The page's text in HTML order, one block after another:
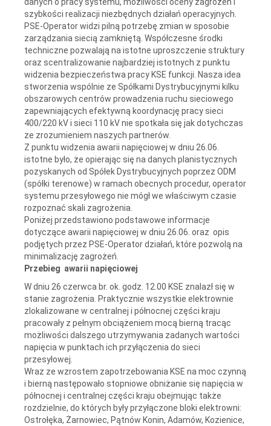
szybkości realizacji niezbędnych działań operacyjnych.
PSE-Operator widzi pilną potrzebę zmian w sposobie
zarządzania siecią zamkniętą. Współczesne środki
techniczne pozwalają na istotne uproszczenie struktury
oraz scentralizowanie najbardziej istotnych z punktu
widzenia bezpieczeństwa pracy KSE funkcji. Nasza idea
stworzenia wspólnie ze Spółkami Dystrybucyjnymi kilku
obszarowych centrów prowadzenia ruchu sieciowego
zapewniających efektywną koordynację pracy sieci
400/220 kV i sieci 110 kV nie spotkała się jak dotychczas
ze zrozumieniem naszych partnerów.
Z punktu widzenia awarii napięciowej w dniu 26.06.
istotne było, że opierając się na danych planistycznych
pozyskanych od Spółek Dystrybucyjnych poprzez ODM
(spółki terenowe) w ramach obecnych procedur, operator
systemu przesyłowego nie mógł we właściwym czasie
rozpoznać skali zagrożenia.
Poniżej przedstawiono podstawowe informacje
dotyczące awarii napięciowej w dniu 26.06. oraz opis
podjętych przez PSE-Operator działań, które pozwolą na
minimalizację zagrożeń.
Przebieg awarii napięciowej
W dniu 26 czerwca br. ok. godz. 12.00 KSE znalazł się w
stanie zagrożenia. Praktycznie wszystkie elektrownie
zlokalizowane w centralnej i północnej części kraju
pracowały z pełnym obciążeniem mocą bierną tracąc
możliwości dalszego utrzymywania zadanych wartości
napięcia w punktach ich przyłączenia do sieci
przesyłowej.
Wraz ze wzrostem zapotrzebowania KSE na moc czynną
i bierną następowało stopniowe obniżanie się napięcia w
północnej i centralnej części kraju obejmując także
rozdzielnie, do których były przyłączone bloki elektrowni:
Ostrołęka, Żarnowiec, Pątnów Konin, Adamów, Kozienice,